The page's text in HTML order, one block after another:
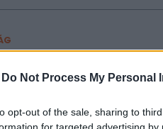
Do Not Process My Personal
opt-out of the sale, sharing to
for targeted advertising